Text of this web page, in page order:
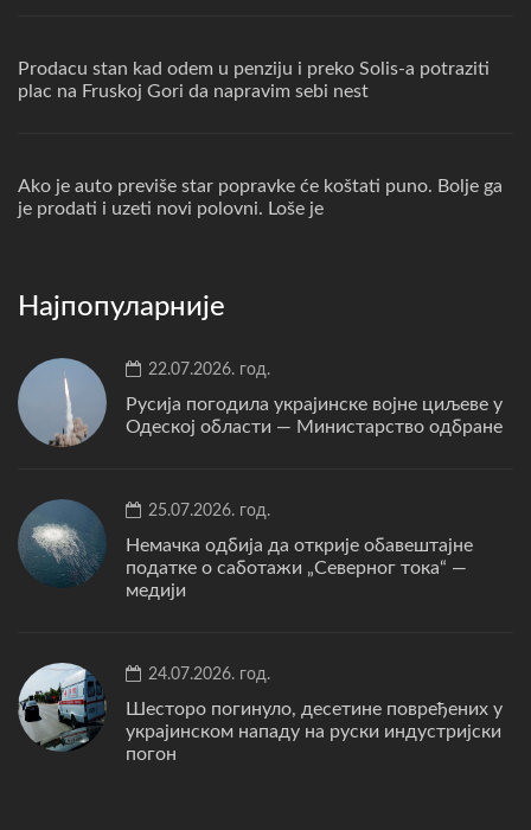
Prodacu stan kad odem u penziju i preko Solis-a potraziti
plac na Fruskoj Gori da napravim sebi nest
Ako je auto previše star popravke će koštati puno. Bolje ga
je prodati i uzeti novi polovni. Loše je
Најпопуларније
22.07.2026. год.
Русија погодила украјинске војне циљеве у
Одеској области — Министарство одбране
25.07.2026. год.
Немачка одбија да открије обавештајне
податке о саботажи „Северног тока“ —
медији
24.07.2026. год.
Шесторо погинуло, десетине повређених у
украјинском нападу на руски индустријски
погон